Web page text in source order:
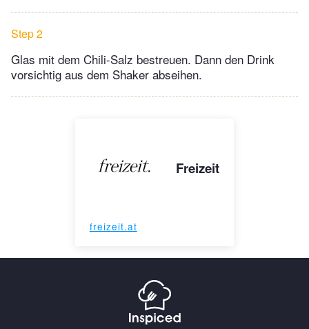
Step 2
Glas mit dem Chili-Salz bestreuen. Dann den Drink
vorsichtig aus dem Shaker abseihen.
Freizeit
freizeit.at